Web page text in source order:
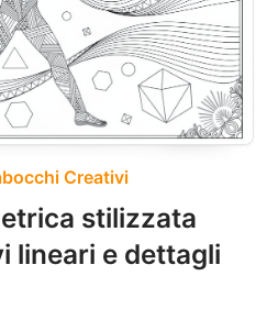
Creativi
stilizzata
lineari e dettagli